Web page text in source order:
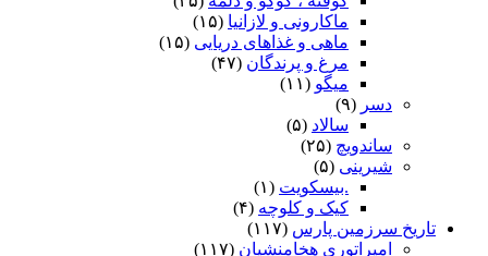
ماکارونی و لازانیا (۱۵)
ماهی و غذاهای دریایی (۱۵)
مرغ و پرندگان (۴۷)
میگو (۱۱)
دسر (۹)
سالاد (۵)
ساندویچ (۲۵)
شیرینی (۵)
.بیسکویت (۱)
کیک و کلوچه (۴)
تاریخ سرزمین پارس (۱۱۷)
امپراتوری هخامنشیان (۱۱۷)